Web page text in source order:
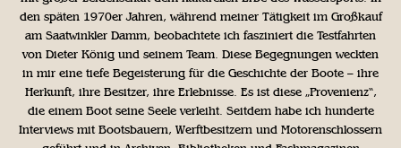
den späten 1970er Jahren, während meiner Tätigkeit im Großkauf
am Saatwinkler Damm, beobachtete ich fasziniert die Testfahrten
von Dieter König und seinem Team. Diese Begegnungen weckten
in mir eine tiefe Begeisterung für die Geschichte der Boote – ihre
Herkunft, ihre Besitzer, ihre Erlebnisse. Es ist diese „Provenienz“,
die einem Boot seine Seele verleiht. Seitdem habe ich hunderte
Interviews mit Bootsbauern, Werftbesitzern und Motorenschlossern